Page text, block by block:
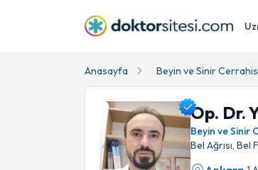
Anasayfa Beyin ve Sinir
Op. Dr.
Beyin ve Sinir
Bel Ağrısı, Bel